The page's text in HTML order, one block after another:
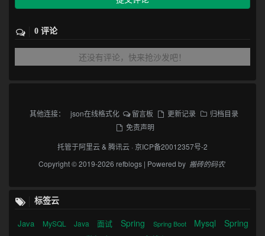
0 评论
还没有评论，快来抢沙发吧！
其他连接： json在线格式化 留言板 更新记录
归档目录
免责声明
托管于阿里云& 腾讯云 ·京ICP备20012357号-2
Copyright © 2019-2026 refblogs | Powered by 搬砖的码农
标签云
Java MySQL Java 面试 Spring Spring Boot Mysql
Spring